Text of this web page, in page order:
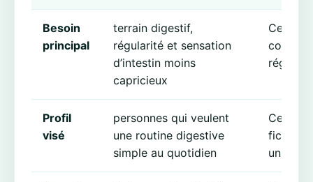
Besoin
principal
terrain digestif,
régularité et sensation
d’intestin moins
capricieux
Cela
Profil
visé
personnes qui veulent
une routine digestive
simple au quotidien
Ce
fiche